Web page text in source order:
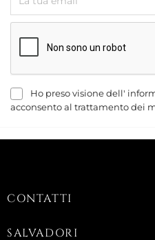
Ho preso visione dell'
acconsento al trattamento dei
CONTATTI
SALVADORI